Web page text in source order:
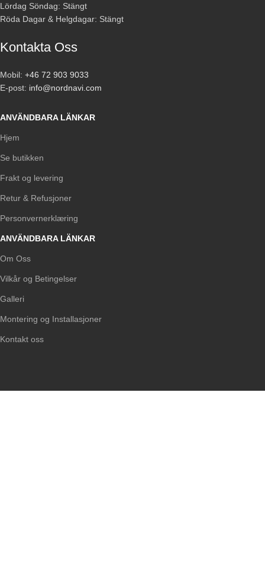
Lördag Söndag: Stängt
Röda Dagar & Helgdagar: Stängt
Kontakta Oss
Mobil: +46 72 903 9033
E-post: info@nordnavi.com
ANVÄNDBARA LÄNKAR
Hjem
Se butikken
Frakt og levering
Retur & Refusjoner
Personvernerklæring
ANVÄNDBARA LÄNKAR
Om Oss
Vilkår og Betingelser
Galleri
Montering og Installasjoner
Kontakt oss